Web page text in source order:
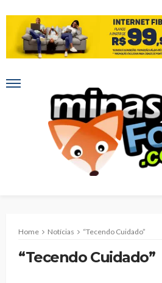
Home Notícias “Tecendo Cuidado”
“Tecendo Cuidado”